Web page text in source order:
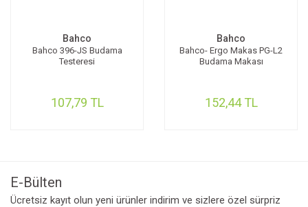
Bahco
Bahco 396-JS Budama
Testeresi
107,79 TL
Bahco
Bahco- Ergo Makas PG-L2
Budama Makası
152,44 TL
E-Bülten
Ücretsiz kayıt olun yeni ürünler indirim ve sizlere özel sürpriz